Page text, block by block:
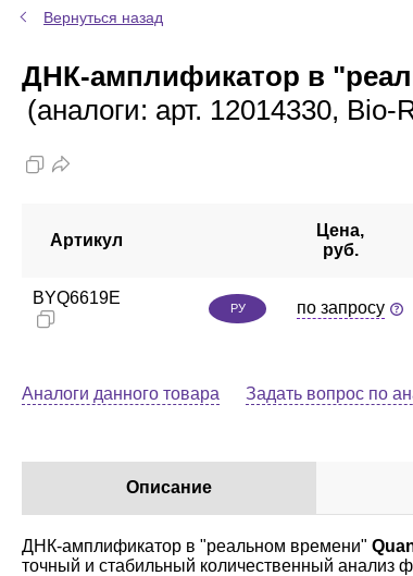
Вернуться назад
ДНК-амплификатор в
(аналоги: арт. 12014330,
Артикул
Цена,
руб.
BYQ6619E
РУ по запросу
Аналоги данного товара Задать вопрос по
Описание
ДНК-амплификатор в "реальном времени"
точный и стабильный количественный анализ